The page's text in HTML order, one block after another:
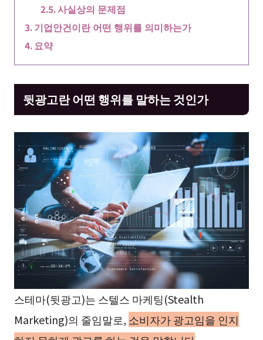
사실상의 문제점
기업안건이란 어떤 행위를 의미하는가
요약
뒷광고란 어떤 행위를 말하는 것인가
스테마(뒷광고)는 스텔스 마케팅(Stealth
Marketing)의 줄임말로, 소비자가 광고임을 인지